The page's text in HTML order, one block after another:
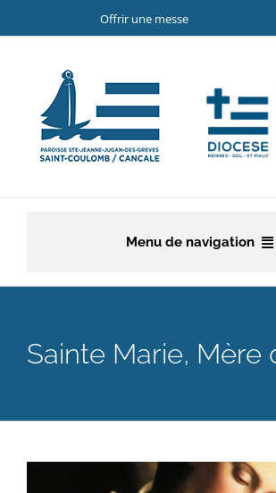
au
Offrir une messe
Menu de navigation
La paroisse
Sainte Marie, Mère